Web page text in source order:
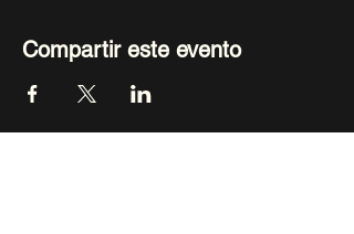
Compartir este evento